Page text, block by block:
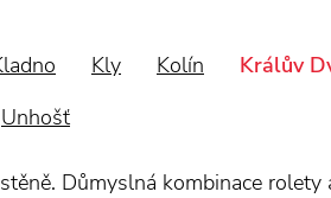
Kly Kolín Králův
Unhošť
Důmyslná kombinace